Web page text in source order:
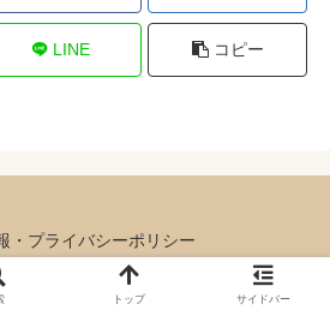
LINE コピー
・プライバシーポリシー
2026 類語辞典.
トップ サイドバー